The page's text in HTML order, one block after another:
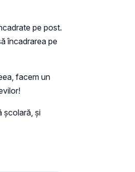
pe post.
încadrarea pe
facem un
școlară, și